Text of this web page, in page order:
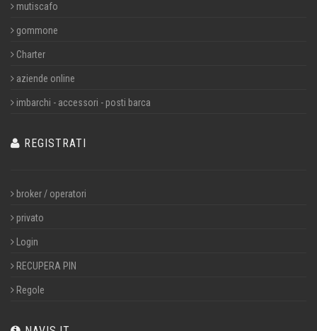
mutiscafo
gommone
Charter
aziende online
imbarchi - accessori - posti barca
REGISTRATI
broker / operatori
privato
Login
RECUPERA PIN
Regole